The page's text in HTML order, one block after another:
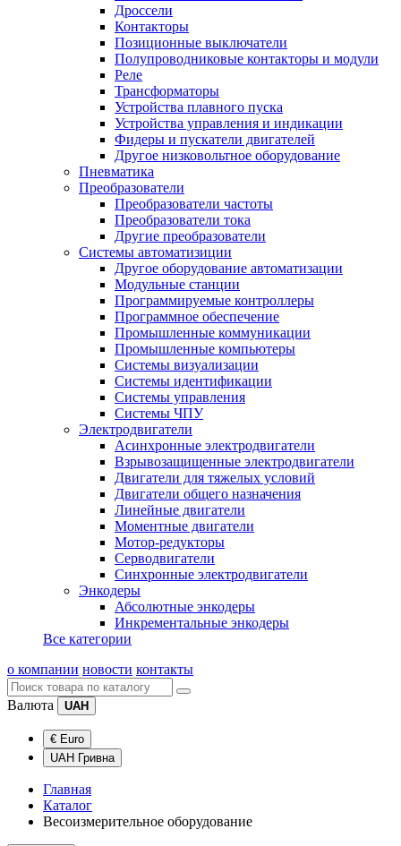
Дроссели
Контакторы
Позиционные выключатели
Полупроводниковые контакторы и модули
Реле
Трансформаторы
Устройства плавного пуска
Устройства управления и индикации
Фидеры и пускатели двигателей
Другое низковольтное оборудование
Пневматика
Преобразователи
Преобразователи частоты
Преобразователи тока
Другие преобразователи
Системы автоматизиции
Другое оборудование автоматизации
Модульные станции
Программируемые контроллеры
Программное обеспечение
Промышленные коммуникации
Промышленные компьютеры
Системы визуализации
Системы идентификации
Системы управления
Системы ЧПУ
Электродвигатели
Асинхронные электродвигатели
Взрывозащищенные электродвигатели
Двигатели для тяжелых условий
Двигатели общего назначения
Линейные двигатели
Моментные двигатели
Мотор-редукторы
Серводвигатели
Синхронные электродвигатели
Энкодеры
Абсолютные энкодеры
Инкрементальные энкодеры
Все категории
о компании новости контакты
Валюта UAH
€ Euro
UAH Гривна
Главная
Каталог
Весоизмерительное оборудование